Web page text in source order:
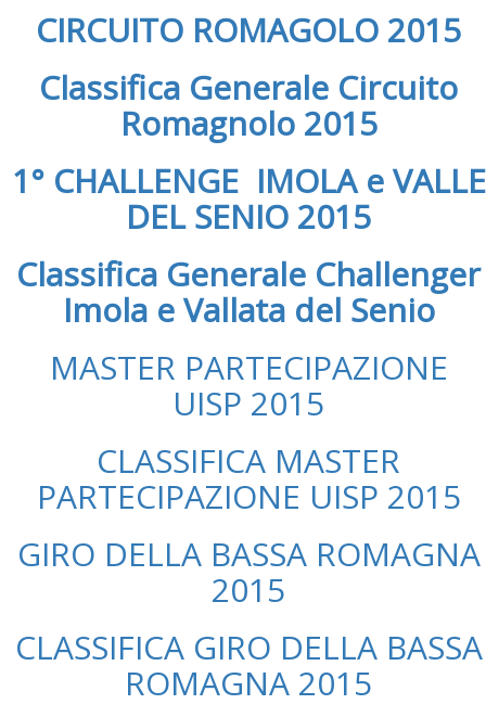
CIRCUITO ROMAGOLO 2015
Classifica Generale Circuito
Romagnolo 2015
1° CHALLENGE IMOLA e VALLE
DEL SENIO 2015
Classifica Generale Challenger
Imola e Vallata del Senio
MASTER PARTECIPAZIONE
UISP 2015
CLASSIFICA MASTER
PARTECIPAZIONE UISP 2015
GIRO DELLA BASSA ROMAGNA
2015
CLASSIFICA GIRO DELLA BASSA
ROMAGNA 2015